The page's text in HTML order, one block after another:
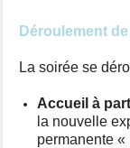
Déroulement
La soirée se
Accueil à
la nouvelle
permanente